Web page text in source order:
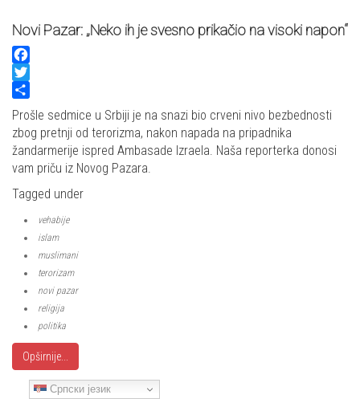
Српски језик
Novi Pazar: „Neko ih je svesno prikačio na visoki napon“
Facebook
Twitter
Share
Prošle sedmice u Srbiji je na snazi bio crveni nivo bezbednosti
zbog pretnji od terorizma, nakon napada na pripadnika
žandarmerije ispred Ambasade Izraela. Naša reporterka donosi
vam priču iz Novog Pazara.
Tagged under
vehabije
islam
muslimani
terorizam
novi pazar
religija
politika
Opširnije...